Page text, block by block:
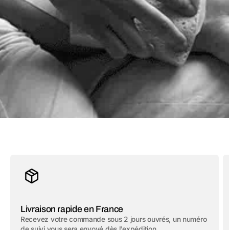
Livraison rapide en France
Recevez votre commande sous 2 jours ouvrés, un numéro